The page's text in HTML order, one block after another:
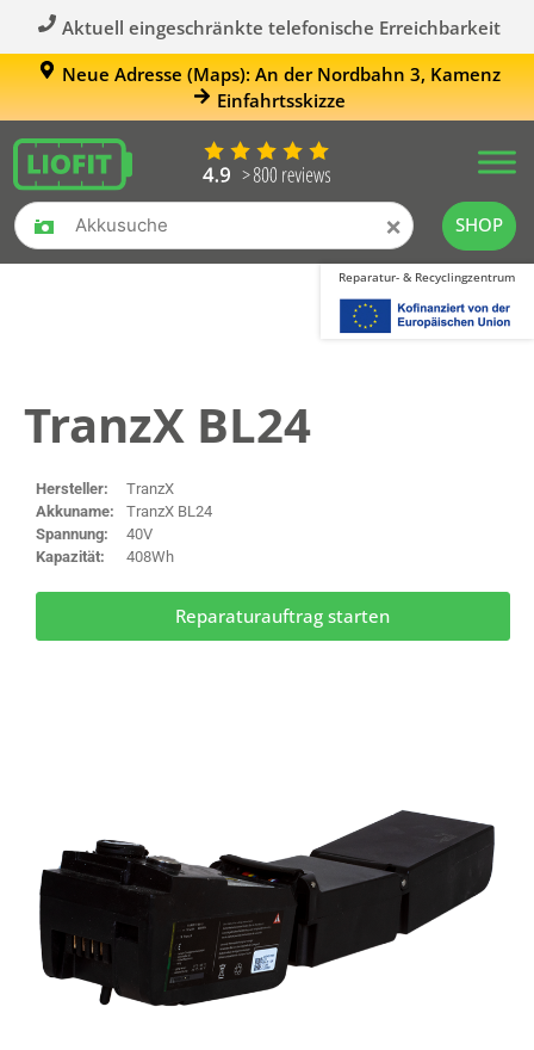
Aktuell eingeschränkte telefonische Erreichbarkeit
Neue Adresse (Maps): An der Nordbahn 3, Kamenz
Einfahrtsskizze
× SHOP
Reparatur- & Recyclingzentrum
TranzX BL24
Hersteller:
TranzX
Akkuname:
TranzX BL24
Spannung:
40V
Kapazität:
408Wh
Reparaturauftrag starten